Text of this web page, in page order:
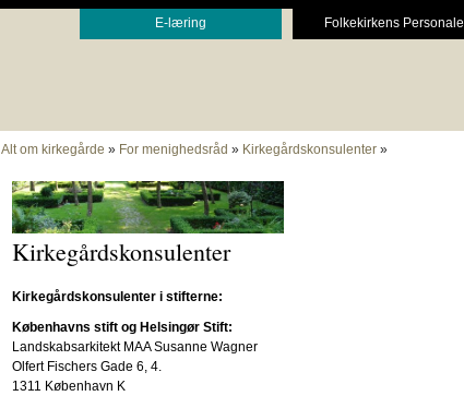
E-læring Folkekirkens Personale
Alt om kirkegårde » For menighedsråd » Kirkegårdskonsulenter»
Kirkegårdskonsulenter
Kirkegårdskonsulenter i stifterne:
Københavns stift og Helsingør Stift:
Landskabsarkitekt MAA Susanne Wagner
Olfert Fischers Gade 6, 4.
1311 København K